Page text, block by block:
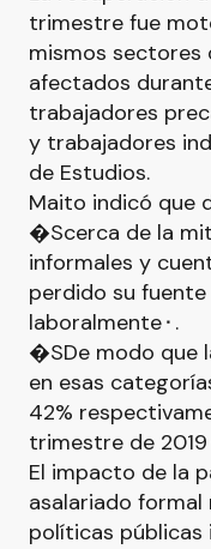
trimestre fue
mismos sectores
afectados
trabajadores
y trabajadores
de Estudios.
Maito indicó que
�Scerca de la
informales y
perdido su
laboralmente⬝.
�SDe modo que
en esas
42%
trimestre de
El impacto de la
asalariado
políticas públicas